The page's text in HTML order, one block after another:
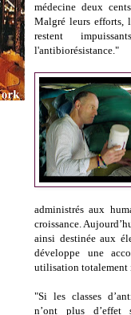
médecine deux
Malgré leurs efforts,
restent
l'antibiorésistance."
administrés aux
croissance.
ainsi destinée aux
développe une
utilisation totalement
"Si les classes
n’ont plus d’effet